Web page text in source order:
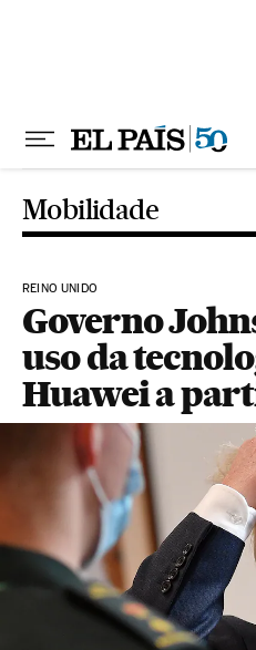
Mobilidade
REINO UNIDO
Governo
uso da
Huawei a